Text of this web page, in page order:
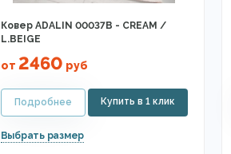
Ковер ADALIN 00037B - CREAM /
L.BEIGE
от 2460 руб